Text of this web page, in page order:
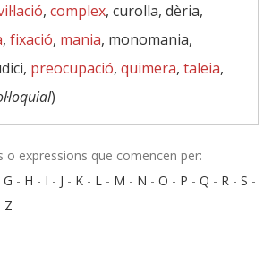
, complex, curolla, dèria,
, fixació, mania, monomania,
preocupació, quimera, taleia,
)
o expressions que comencen per:
G - H - I - J - K - L - M - N - O - P - Q - R - S -
Z